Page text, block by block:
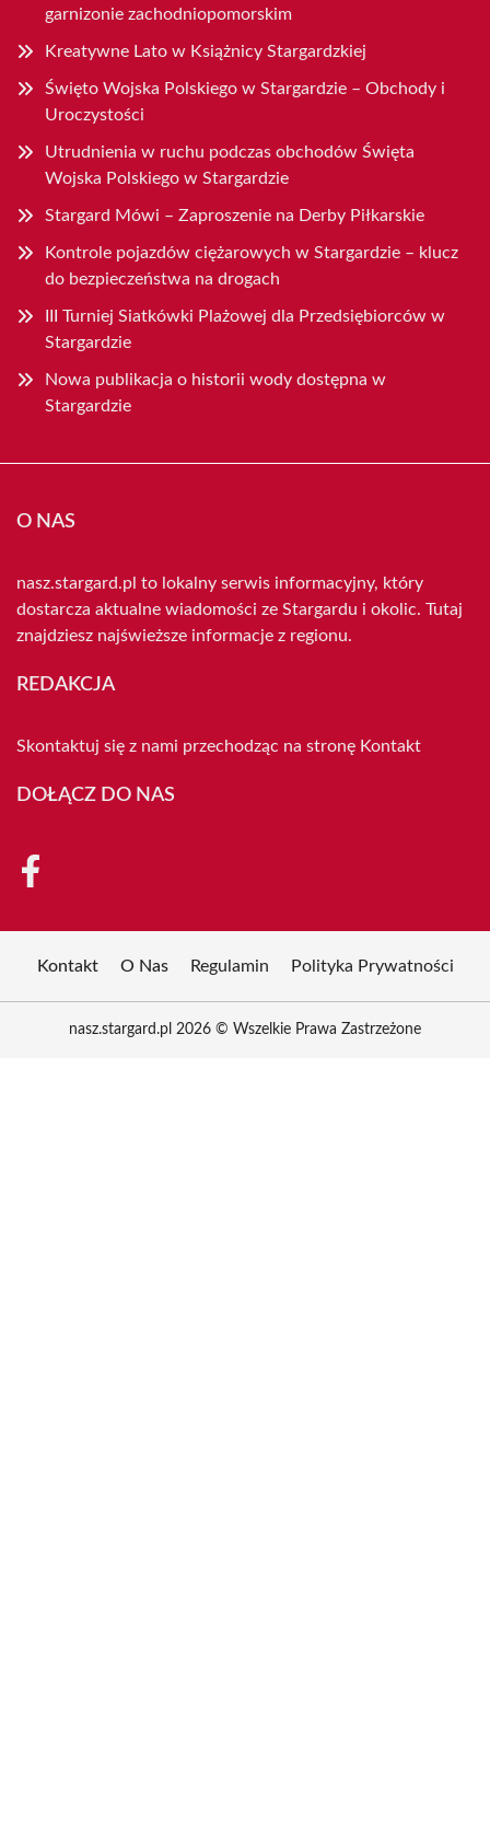
garnizonie zachodniopomorskim
Kreatywne Lato w Książnicy Stargardzkiej
Święto Wojska Polskiego w Stargardzie – Obchody i
Uroczystości
Utrudnienia w ruchu podczas obchodów Święta
Wojska Polskiego w Stargardzie
Stargard Mówi – Zaproszenie na Derby Piłkarskie
Kontrole pojazdów ciężarowych w Stargardzie – klucz
do bezpieczeństwa na drogach
III Turniej Siatkówki Plażowej dla Przedsiębiorców w
Stargardzie
Nowa publikacja o historii wody dostępna w
Stargardzie
O NAS
nasz.stargard.pl to lokalny serwis informacyjny, który
dostarcza aktualne wiadomości ze Stargardu i okolic. Tutaj
znajdziesz najświeższe informacje z regionu.
REDAKCJA
Skontaktuj się z nami przechodząc na stronę Kontakt
DOŁĄCZ DO NAS
Kontakt O Nas Regulamin Polityka Prywatności
nasz.stargard.pl 2026 © Wszelkie Prawa Zastrzeżone